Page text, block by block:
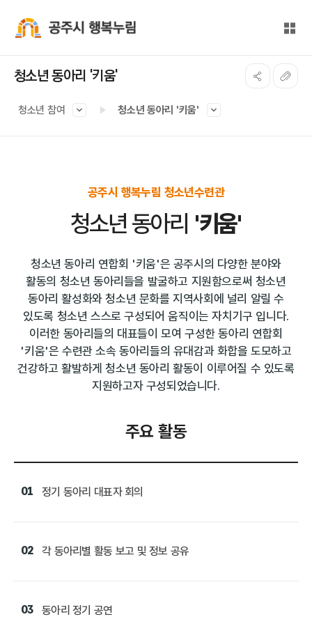
전체
청소년 동아리 '키움'
청소년 참여 청소년 동아리 '키움'
공주시 행복누림 청소년수련관
청소년 동아리 '키움'
청소년 동아리 연합회 '키움'은 공주시의 다양한 분야와
활동의 청소년 동아리들을 발굴하고 지원함으로써 청소년
동아리 활성화와 청소년 문화를 지역사회에 널리 알릴 수
있도록 청소년 스스로 구성되어 움직이는 자치기구 입니다.
이러한 동아리들의 대표들이 모여 구성한 동아리 연합회
'키움'은 수련관 소속 동아리들의 유대감과 화합을 도모하고
건강하고 활발하게 청소년 동아리 활동이 이루어질 수 있도록
지원하고자 구성되었습니다.
주요 활동
01 정기 동아리 대표자 회의
02 각 동아리별 활동 보고 및 정보 공유
03 동아리 정기 공연